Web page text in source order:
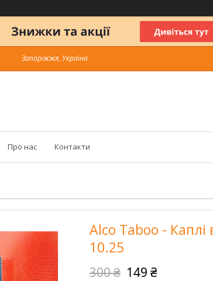
Запоріжжя, Україна
Про нас Контакти
Аlco Taboo - Каплі
10.25
300 ₴ 149 ₴